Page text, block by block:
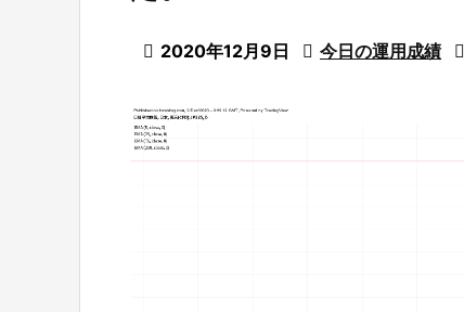
 2020年12月9日  今日の運用成績 